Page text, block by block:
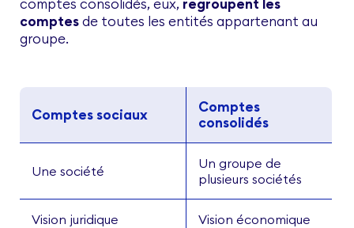
comptes consolidés, eux, regroupent les
comptesde toutes les entités appartenant au
groupe.
Comptes sociaux
Comptes
consolidés
Une société
Un groupe de
plusieurs sociétés
Vision juridique Vision économique